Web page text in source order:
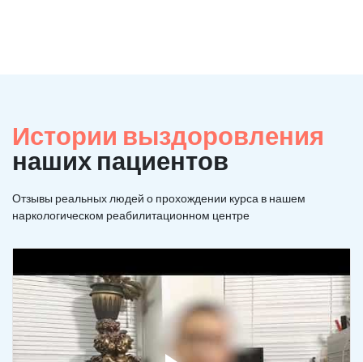
Истории выздоровления
наших пациентов
Отзывы реальных людей о прохождении курса в нашем
наркологическом реабилитационном центре